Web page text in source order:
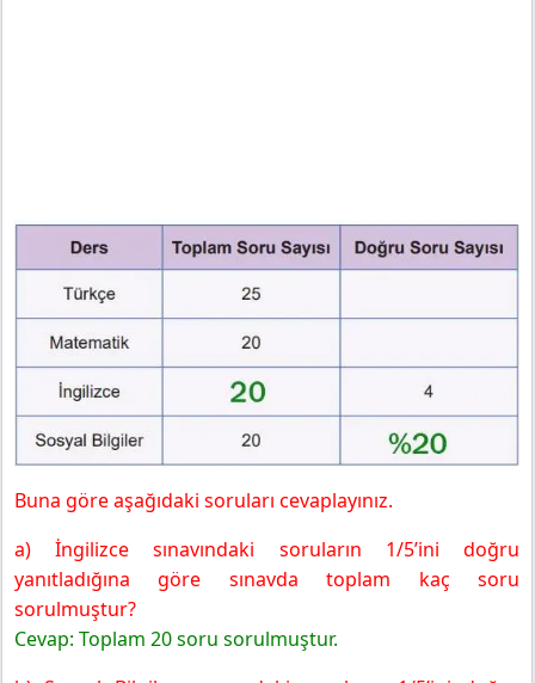
Buna göre aşağıdaki soruları cevaplayınız.
a) İngilizce sınavındaki soruların 1/5’ini doğru
yanıtladığına göre sınavda toplam kaç soru
sorulmuştur?
Cevap: Toplam 20 soru sorulmuştur.